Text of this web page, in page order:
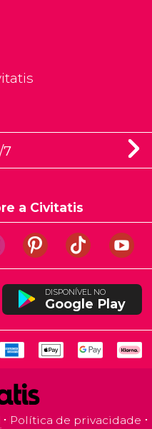
7
a Civitatis
DISPONÍVEL NO
Google Play
Política de privacidade